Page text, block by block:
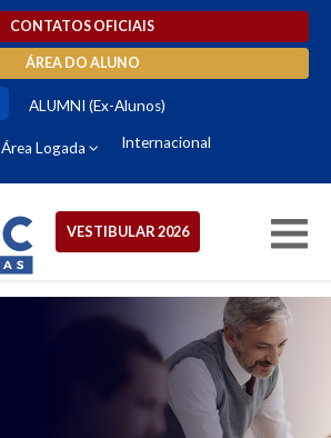
CONTATOS OFICIAIS
ÁREA DO ALUNO
ALUMNI (Ex-Alunos)
Área Logada Internacional
VESTIBULAR 2026